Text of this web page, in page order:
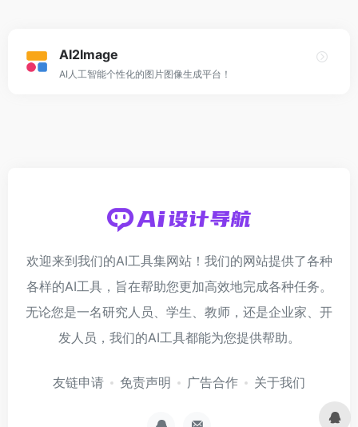
AI2Image
AI人工智能个性化的图片图像生成平台！
欢迎来到我们的AI工具集网站！我们的网站提供了各种
各样的AI工具，旨在帮助您更加高效地完成各种任务。
无论您是一名研究人员、学生、教师，还是企业家、开
发人员，我们的AI工具都能为您提供帮助。
友链申请 免责声明 广告合作 关于我们